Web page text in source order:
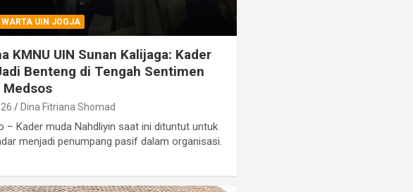
WARTA UIN JOGJA
KMNU UIN Sunan Kalijaga: Kader
Benteng di Tengah Sentimen
Dina Fitriana Shomad
– Kader muda Nahdliyin saat ini dituntut untuk
menjadi penumpang pasif dalam organisasi.